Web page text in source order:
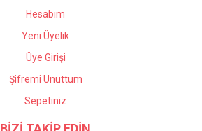
Hesabım
Yeni Üyelik
Üye Girişi
Şifremi Unuttum
Sepetiniz